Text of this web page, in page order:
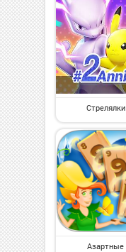
Стрелялки
Азартные